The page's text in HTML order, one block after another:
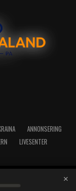
ANNONSERING
LIVESENTER
- Haraldsgata 114,
52717273
×